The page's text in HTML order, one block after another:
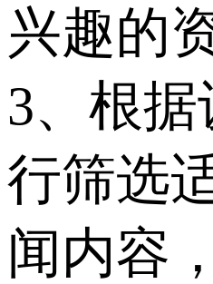
兴趣的
3、根
行筛选
闻内容